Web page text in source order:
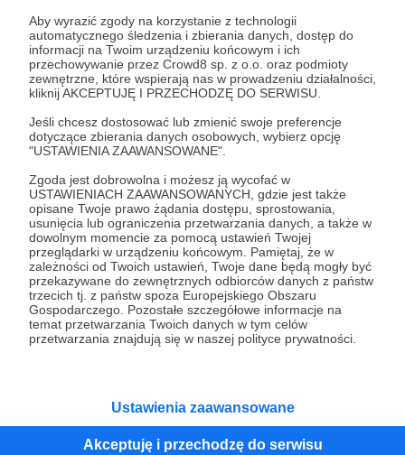
Aby wyrazić zgody na korzystanie z technologii
automatycznego śledzenia i zbierania danych, dostęp do
informacji na Twoim urządzeniu końcowym i ich
przechowywanie przez Crowd8 sp. z o.o. oraz podmioty
zewnętrzne, które wspierają nas w prowadzeniu działalności,
kliknij AKCEPTUJĘ I PRZECHODZĘ DO SERWISU.
Jeśli chcesz dostosować lub zmienić swoje preferencje
dotyczące zbierania danych osobowych, wybierz opcję
"USTAWIENIA ZAAWANSOWANE".
Zgoda jest dobrowolna i możesz ją wycofać w
USTAWIENIACH ZAAWANSOWANYCH, gdzie jest także
opisane Twoje prawo żądania dostępu, sprostowania,
usunięcia lub ograniczenia przetwarzania danych, a także w
dowolnym momencie za pomocą ustawień Twojej
przeglądarki w urządzeniu końcowym. Pamiętaj, że w
zależności od Twoich ustawień, Twoje dane będą mogły być
przekazywane do zewnętrznych odbiorców danych z państw
trzecich tj. z państw spoza Europejskiego Obszaru
Gospodarczego. Pozostałe szczegółowe informacje na
temat przetwarzania Twoich danych w tym celów
przetwarzania znajdują się w naszej polityce prywatności.
Ustawienia zaawansowane
Akceptuję i przechodzę do serwisu
Czy na pewno chcesz kontynuować?
Tak, przejdź do strony
Kategorie
O Patronite
Dodatkowe produkty
Pomoc
RegulaminPolityka prywatnościPatronite Commons
Unia Europejska